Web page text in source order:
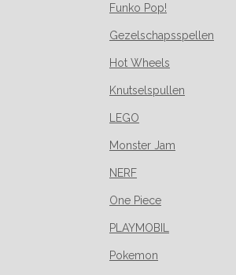
Funko Pop!
Gezelschapsspellen
Hot Wheels
Knutselspullen
LEGO
Monster Jam
NERF
One Piece
PLAYMOBIL
Pokemon